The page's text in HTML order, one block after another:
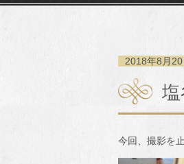
2018年8月20
塩
今回、撮影を